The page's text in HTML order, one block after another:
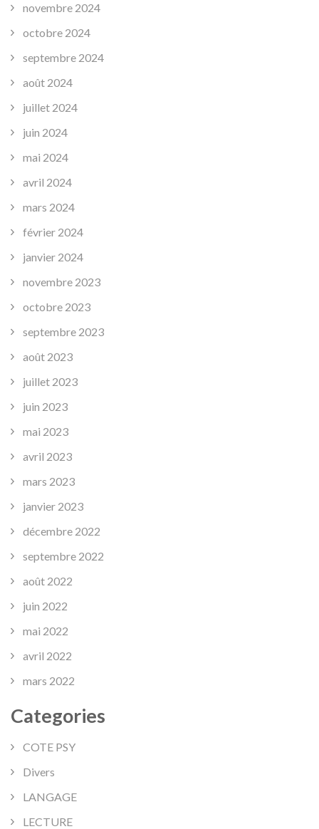
novembre 2024
octobre 2024
septembre 2024
août 2024
juillet 2024
juin 2024
mai 2024
avril 2024
mars 2024
février 2024
janvier 2024
novembre 2023
octobre 2023
septembre 2023
août 2023
juillet 2023
juin 2023
mai 2023
avril 2023
mars 2023
janvier 2023
décembre 2022
septembre 2022
août 2022
juin 2022
mai 2022
avril 2022
mars 2022
Categories
COTE PSY
Divers
LANGAGE
LECTURE